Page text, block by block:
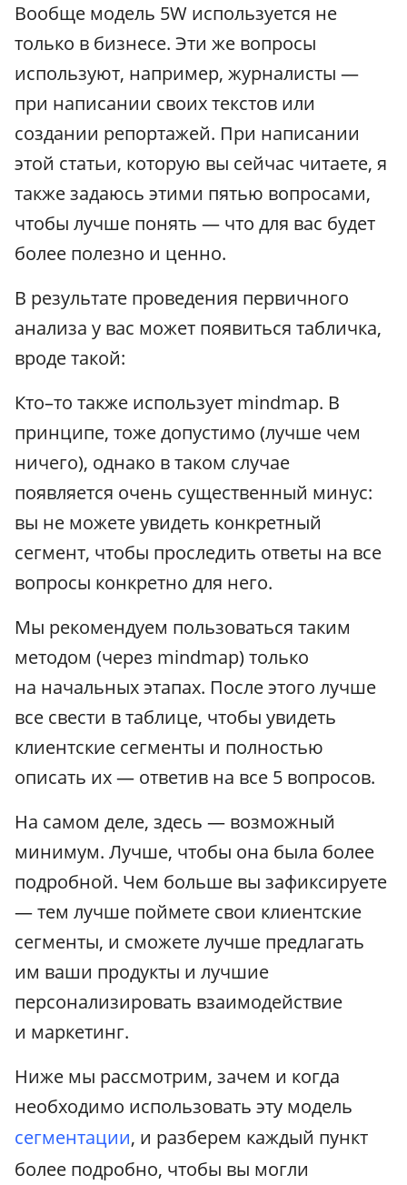
Вообще модель 5W используется не
только в бизнесе. Эти же вопросы
используют, например, журналисты —
при написании своих текстов или
создании репортажей. При написании
этой статьи, которую вы сейчас читаете, я
также задаюсь этими пятью вопросами,
чтобы лучше понять — что для вас будет
более полезно и ценно.
В результате проведения первичного
анализа у вас может появиться табличка,
вроде такой:
Кто–то также использует mindmap. В
принципе, тоже допустимо (лучше чем
ничего), однако в таком случае
появляется очень существенный минус:
вы не можете увидеть конкретный
сегмент, чтобы проследить ответы на все
вопросы конкретно для него.
Мы рекомендуем пользоваться таким
методом (через mindmap) только
на начальных этапах. После этого лучше
все свести в таблице, чтобы увидеть
клиентские сегменты и полностью
описать их — ответив на все 5 вопросов.
На самом деле, здесь — возможный
минимум. Лучше, чтобы она была более
подробной. Чем больше вы зафиксируете
— тем лучше поймете свои клиентские
сегменты, и сможете лучше предлагать
им ваши продукты и лучшие
персонализировать взаимодействие
и маркетинг.
Ниже мы рассмотрим, зачем и когда
необходимо использовать эту модель
сегментации, и разберем каждый пункт
более подробно, чтобы вы могли